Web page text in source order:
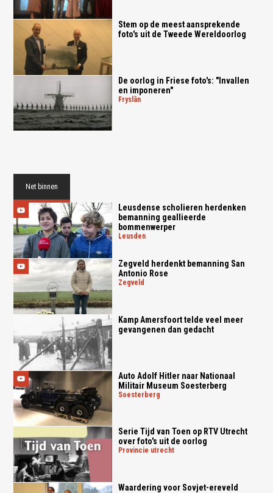
Stem op de meest aansprekende
foto's uit de Tweede Wereldoorlog
De oorlog in Friese foto's: "Invallen
en imponeren"
fryslân
Net binnen
Leusdense scholieren herdenken
bemanning geallieerde
bommenwerper
leusden
Zegveld herdenkt bemanning San
Antonio Rose
zegveld
Kamp Amersfoort telde veel meer
gevangenen dan gedacht
Auto Adolf Hitler naar Nationaal
Militair Museum Soesterberg
soesterberg
Serie Tijd van Toen op RTV Utrecht
over foto's uit de oorlog
provincie utrecht
Waardering voor Sovjet-ereveld